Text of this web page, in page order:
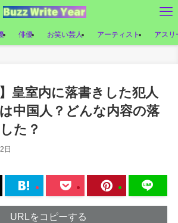
俳優 お笑い芸人 アーティスト アスリ
】皇室内に落書きした犯人
中国人？どんな内容の落
た？
日
URLをコピーする